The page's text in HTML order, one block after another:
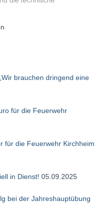
brauchen dringend eine
für die Feuerwehr
für die Feuerwehr Kirchheim
in Dienst! 05.09.2025
bei der Jahreshauptübung